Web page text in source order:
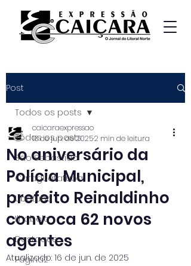
Post
Todos os posts
São Sebastião
Caraguatatuba
Ubatuba
Ilhabela
Destaque
Página2
Todos os posts
No aniversário da
Polícia Municipal,
prefeito Reinaldinho
convoca 62 novos
agentes
caicaraexpressao
16 de jun. de 20252 min de leitura
Atualizado: 16 de jun. de 2025